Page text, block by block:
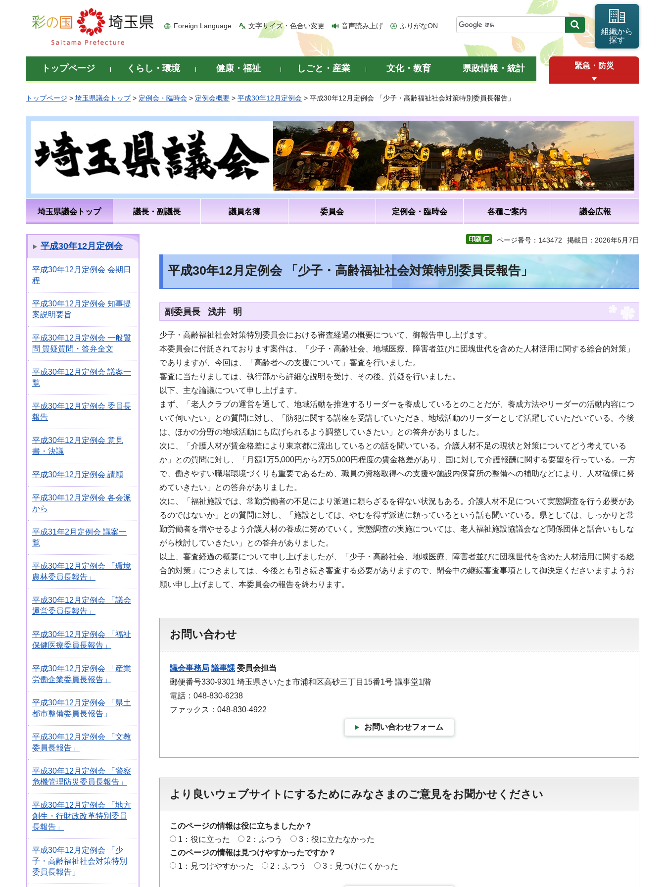
彩の国 埼玉県
Foreign Language 文字サイズ・色合い変更 音声読み上げ ふりがなON
組織から
探す
トップページ くらし・環境 健康・福祉 しごと・産業 文化・教育 県政情報・統計 緊急・防災
トップページ > 埼玉県議会トップ> 定例会・臨時会 > 定例会概要 > 平成30年12月定例会 > 平成30年12月定例会 「少子・高齢福祉社会対策特別委員長報告」
埼玉県議会トップ 議長・副議長 議員名簿 委員会 定例会・臨時会 各種ご案内 議会広報
平成30年12月定例会
平成30年12月定例会 会期日
程
平成30年12月定例会 知事提
案説明要旨
平成30年12月定例会 一般質
問 質疑質問・答弁全文
平成30年12月定例会 議案一
覧
平成30年12月定例会 委員長
報告
平成30年12月定例会 意見
書・決議
平成30年12月定例会 請願
平成30年12月定例会 各会派
から
平成31年2月定例会 議案一
覧
平成30年12月定例会 「環境
農林委員長報告」
平成30年12月定例会 「議会
運営委員長報告」
平成30年12月定例会 「福祉
保健医療委員長報告」
平成30年12月定例会 「産業
労働企業委員長報告」
平成30年12月定例会 「県土
都市整備委員長報告」
平成30年12月定例会 「文教
委員長報告」
平成30年12月定例会 「警察
危機管理防災委員長報告」
平成30年12月定例会 「地方
創生・行財政改革特別委員
長報告」
平成30年12月定例会 「少
子・高齢福祉社会対策特別
委員長報告」
ページ番号：143472 掲載日：2026年5月7日
平成30年12月定例会 「少子・高齢福祉社会対策特別委員長報告」
副委員長 浅井 明
少子・高齢福祉社会対策特別委員会における審査経過の概要について、御報告申し上げます。
本委員会に付託されております案件は、「少子・高齢社会、地域医療、障害者並びに団塊世代を含めた人材活用に関する総合的対策」
でありますが、今回は、「高齢者への支援について」審査を行いました。
審査に当たりましては、執行部から詳細な説明を受け、その後、質疑を行いました。
以下、主な論議について申し上げます。
まず、「老人クラブの運営を通して、地域活動を推進するリーダーを養成しているとのことだが、養成方法やリーダーの活動内容につ
いて伺いたい」との質問に対し、「防犯に関する講座を受講していただき、地域活動のリーダーとして活躍していただいている。今後
は、ほかの分野の地域活動にも広げられるよう調整していきたい」との答弁がありました。
次に、「介護人材が賃金格差により東京都に流出しているとの話を聞いている。介護人材不足の現状と対策についてどう考えている
か」との質問に対し、「月額1万5,000円から2万5,000円程度の賃金格差があり、国に対して介護報酬に関する要望を行っている。一方
で、働きやすい職場環境づくりも重要であるため、職員の資格取得への支援や施設内保育所の整備への補助などにより、人材確保に努
めていきたい」との答弁がありました。
次に、「福祉施設では、常勤労働者の不足により派遣に頼らざるを得ない状況もある。介護人材不足について実態調査を行う必要があ
るのではないか」との質問に対し、「施設としては、やむを得ず派遣に頼っているという話も聞いている。県としては、しっかりと常
勤労働者を増やせるよう介護人材の養成に努めていく。実態調査の実施については、老人福祉施設協議会など関係団体と話合いもしな
がら検討していきたい」との答弁がありました。
以上、審査経過の概要について申し上げましたが、「少子・高齢社会、地域医療、障害者並びに団塊世代を含めた人材活用に関する総
合的対策」につきましては、今後とも引き続き審査する必要がありますので、閉会中の継続審査事項として御決定くださいますようお
願い申し上げまして、本委員会の報告を終わります。
お問い合わせ
議会事務局 議事課 委員会担当
郵便番号330-9301 埼玉県さいたま市浦和区高砂三丁目15番1号 議事堂1階
電話：048-830-6238
ファックス：048-830-4922
お問い合わせフォーム
より良いウェブサイトにするためにみなさまのご意見をお聞かせください
このページの情報は役に立ちましたか？
1：役に立った
2：ふつう
3：役に立たなかった
このページの情報は見つけやすかったですか？
1：見つけやすかった
2：ふつう 3：見つけにくかった